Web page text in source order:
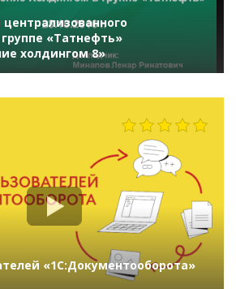
«Татнефть»
холдингом 8»
«1С:Документооборота»